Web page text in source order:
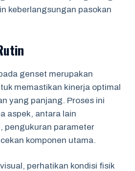
keberlangsungan pasokan
genset merupakan
memastikan kinerja optimal
yang panjang. Proses ini
aspek, antara lain
pengukuran parameter
komponen utama.
perhatikan kondisi fisik